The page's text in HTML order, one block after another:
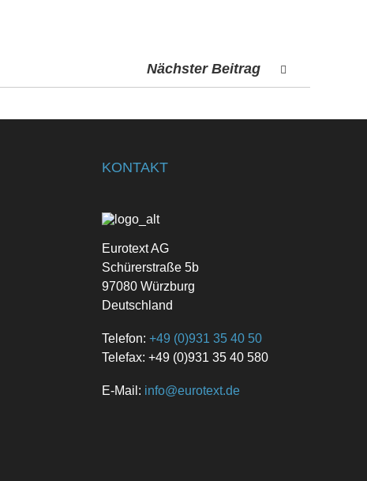
Nächster Beitrag
KONTAKT
Eurotext AG
Schürerstraße 5b
97080 Würzburg
Deutschland
Telefon: +49 (0)931 35 40 50
Telefax: +49 (0)931 35 40 580
E-Mail: info@eurotext.de